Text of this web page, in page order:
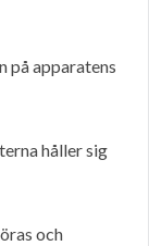
på apparatens
håller sig
och